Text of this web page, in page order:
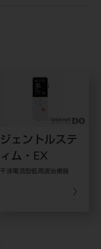
ジェントルステ
ィム・EX
干渉電流型低周波治療器